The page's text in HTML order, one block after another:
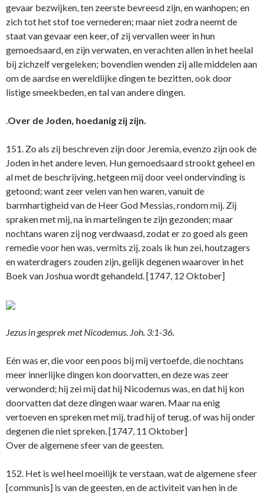
gevaar bezwijken, ten zeerste bevreesd zijn, en wanhopen; en
zich tot het stof toe vernederen; maar niet zodra neemt de
staat van gevaar een keer, of zij vervallen weer in hun
gemoedsaard, en zijn verwaten, en verachten allen in het heelal
bij zichzelf vergeleken; bovendien wenden zij alle middelen aan
om de aardse en wereldlijke dingen te bezitten, ook door
listige smeekbeden, en tal van andere dingen.
.Over de Joden, hoedanig zij zijn.
151. Zo als zij beschreven zijn door Jeremia, evenzo zijn ook de
Joden in het andere leven. Hun gemoedsaard strookt geheel en
al met de beschrijving, hetgeen mij door veel ondervinding is
getoond; want zeer velen van hen waren, vanuit de
barmhartigheid van de Heer God Messias, rondom mij. Zij
spraken met mij, na in martelingen te zijn gezonden; maar
nochtans waren zij nog verdwaasd, zodat er zo goed als geen
remedie voor hen was, vermits zij, zoals ik hun zei, houtzagers
en waterdragers zouden zijn, gelijk degenen waarover in het
Boek van Joshua wordt gehandeld. [1747, 12 Oktober]
Jezus in gesprek met Nicodemus. Joh. 3:1-36.
Eén was er, die voor een poos bij mij vertoefde, die nochtans
meer innerlijke dingen kon doorvatten, en deze was zeer
verwonderd; hij zei mij dat hij Nicodemus was, en dat hij kon
doorvatten dat deze dingen waar waren. Maar na enig
vertoeven en spreken met mij, trad hij of terug, of was hij onder
degenen die niet spreken. [1747, 11 Oktober]
Over de algemene sfeer van de geesten.
152. Het is wel heel moeilijk te verstaan, wat de algemene sfeer
[communis] is van de geesten, en de activiteit van hen in de